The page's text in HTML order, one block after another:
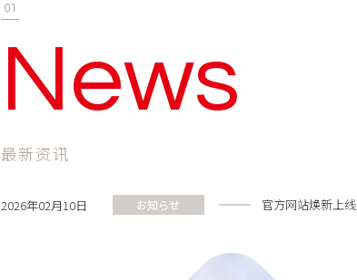
01
News
最新资讯
2026年02月10日 お知らせ 官方网站焕新上线